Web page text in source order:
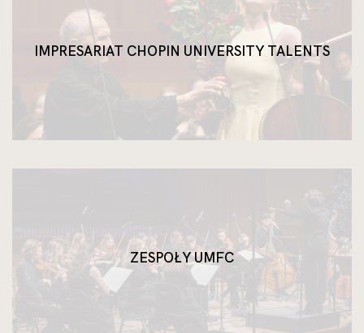
IMPRESARIAT CHOPIN UNIVERSITY TALENTS
ZESPOŁY UMFC